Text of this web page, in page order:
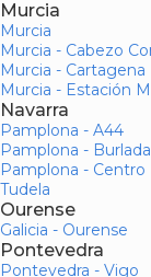
Murcia
Murcia
Murcia - Cabezo
Murcia - Cartagena
Murcia - Estación
Navarra
Pamplona - A44
Pamplona - Burlada
Pamplona - Centro
Tudela
Ourense
Galicia - Ourense
Pontevedra
Pontevedra - Vigo